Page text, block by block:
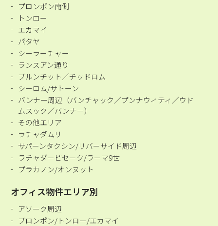
プロンポン南側
トンロー
エカマイ
パタヤ
シーラーチャー
ランスアン通り
プルンチット／チッドロム
シーロム/サトーン
バンナー周辺（バンチャック／プンナウィティ／ウド
ムスック／バンナー）
その他エリア
ラチャダムリ
サパーンタクシン/リバーサイド周辺
ラチャダーピセーク/ラーマ9世
プラカノン/オンヌット
オフィス物件エリア別
アソーク周辺
プロンポン/トンロー/エカマイ